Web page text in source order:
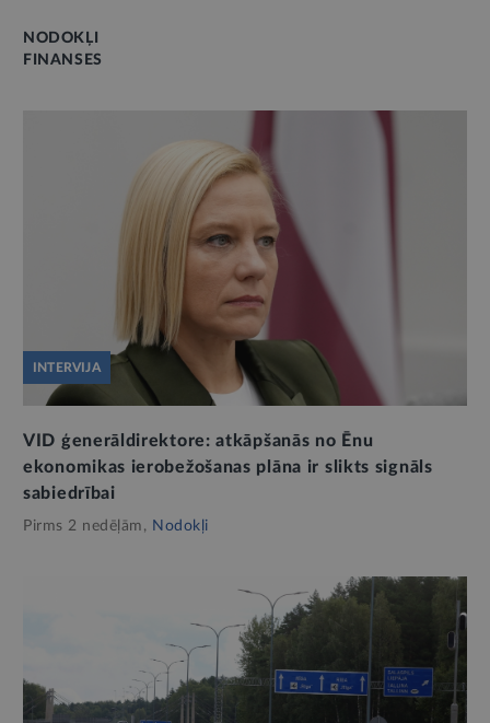
NODOKĻI
FINANSES
INTERVIJA
VID ģenerāldirektore: atkāpšanās no Ēnu
ekonomikas ierobežošanas plāna ir slikts signāls
sabiedrībai
Pirms 2 nedēļām, Nodokļi